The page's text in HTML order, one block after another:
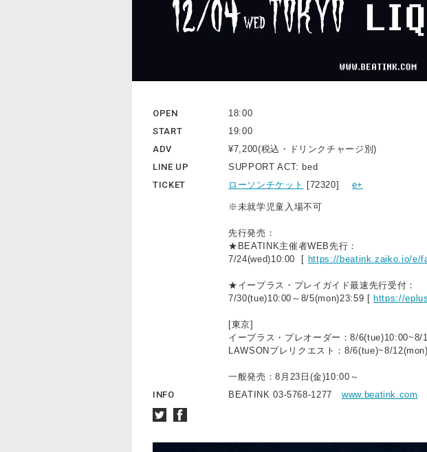
OPEN
18:00
START
19:00
ADV
¥7,200(税込・ドリンクチャージ別)
LINE UP
SUPPORT ACT: bed
TICKET
ローソンチケット [72320] e+
※未就学児童入場不可
先行発売：
★BEATINK主催者WEB先行：
7/24(wed)10:00 [ https://beatink.zaiko.io/e/
★イープラス・プレイガイド最速先行受付：
7/30(tue)10:00～8/5(mon)23:59 [https://
[東京]
イープラス・プレオーダー：8/6(tue)10:00~8/
LAWSONプレリクエスト：8/6(tue)~8/
一般発売：8月23日(金)10:00～
INFO
BEATINK 03-5768-1277 www.beatink.com